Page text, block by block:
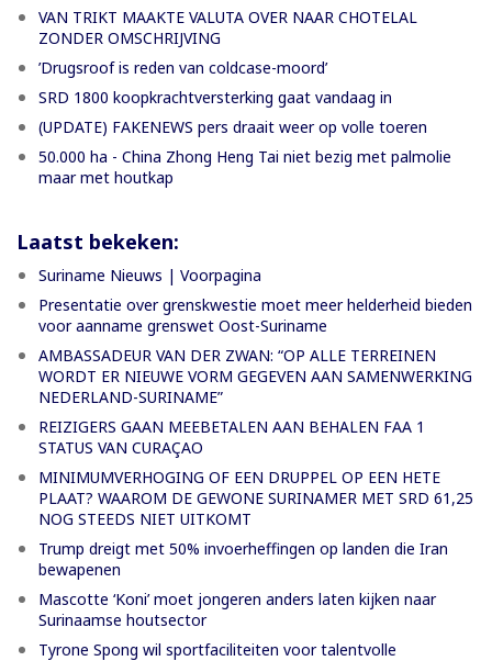
VAN TRIKT MAAKTE VALUTA OVER NAAR CHOTELAL
ZONDER OMSCHRIJVING
’Drugsroof is reden van coldcase-moord’
SRD 1800 koopkrachtversterking gaat vandaag in
(UPDATE) FAKENEWS pers draait weer op volle toeren
50.000 ha - China Zhong Heng Tai niet bezig met palmolie
maar met houtkap
Laatst bekeken:
Suriname Nieuws | Voorpagina
Presentatie over grenskwestie moet meer helderheid bieden
voor aanname grenswet Oost-Suriname
AMBASSADEUR VAN DER ZWAN: “OP ALLE TERREINEN
WORDT ER NIEUWE VORM GEGEVEN AAN SAMENWERKING
NEDERLAND-SURINAME”
REIZIGERS GAAN MEEBETALEN AAN BEHALEN FAA 1
STATUS VAN CURAÇAO
MINIMUMVERHOGING OF EEN DRUPPEL OP EEN HETE
PLAAT? WAAROM DE GEWONE SURINAMER MET SRD 61,25
NOG STEEDS NIET UITKOMT
Trump dreigt met 50% invoerheffingen op landen die Iran
bewapenen
Mascotte ‘Koni’ moet jongeren anders laten kijken naar
Surinaamse houtsector
Tyrone Spong wil sportfaciliteiten voor talentvolle